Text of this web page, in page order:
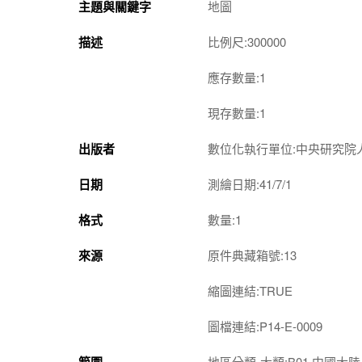
主題與關鍵字 地圖
描述 比例尺:300000
應存數量:1
現存數量:1
出版者 數位化執行單位:中央研究
日期 測繪日期:41/7/1
格式 數量:1
來源 原件典藏箱號:13
縮圖連結:TRUE
圖檔連結:P14-E-0009